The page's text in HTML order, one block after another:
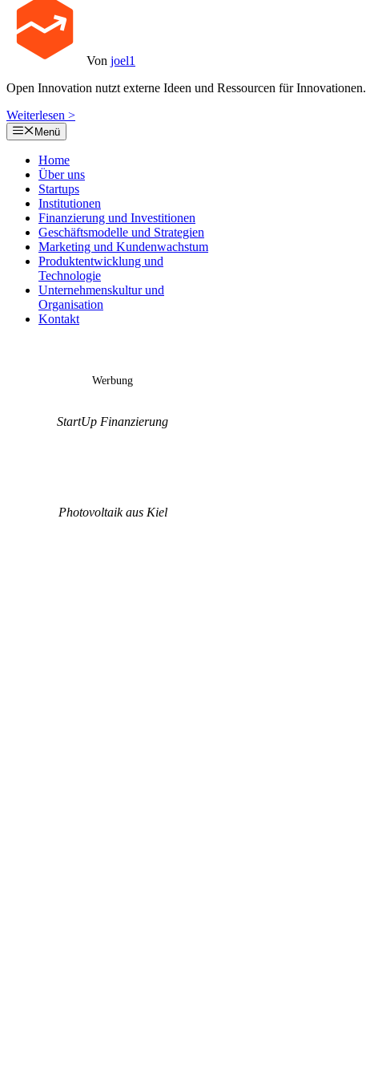
Von joel1
Open Innovation nutzt externe Ideen und Ressourcen für Innovationen.
Weiterlesen >
Menü
Home
Über uns
Startups
Institutionen
Finanzierung und Investitionen
Geschäftsmodelle und Strategien
Marketing und Kundenwachstum
Produktentwicklung und
Technologie
Unternehmenskultur und
Organisation
Kontakt
Werbung
StartUp Finanzierung
Photovoltaik aus Kiel